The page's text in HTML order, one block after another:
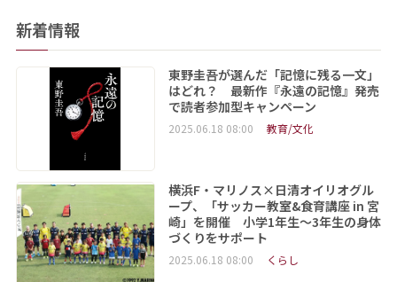
新着情報
東野圭吾が選んだ「記憶に残る一文」
はどれ？ 最新作『永遠の記憶』発売
で読者参加型キャンペーン
2025.06.18 08:00 教育/文化
横浜F・マリノス×日清オイリオグル
ープ、「サッカー教室&食育講座 in 宮
崎」を開催 小学1年生～3年生の身体
づくりをサポート
2025.06.18 08:00 くらし